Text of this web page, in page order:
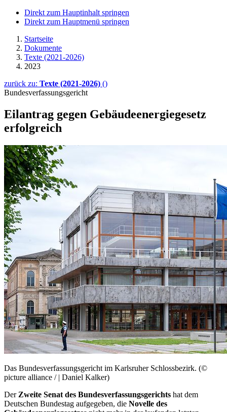
Direkt zum Hauptinhalt springen
Direkt zum Hauptmenü springen
Startseite
Dokumente
Texte (2021-2026)
2023
zurück zu: Texte (2021-2026) ()
Bundesverfassungsgericht
Eilantrag gegen Gebäude­energie­gesetz
erfolgreich
Das Bundesverfassungsgericht im Karlsruher Schlossbezirk. (©
picture alliance / | Daniel Kalker)
Der Zweite Senat des Bundesverfassungsgerichts hat dem
Deutschen Bundestag aufgegeben, die Novelle des